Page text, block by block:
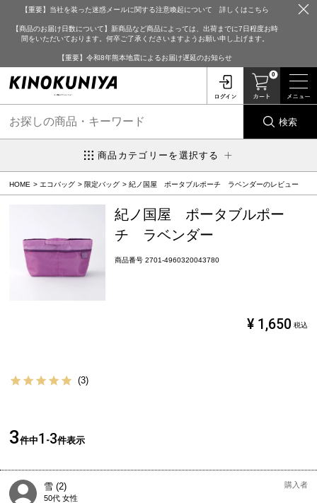
【重要】当社を装った迷惑メールに関する注意喚起について 詳しくはこちら
【商品のお届け日数について】新商品など商品によっては、出荷までに7日程度お時
間をいただいております。何卒ご了承くださいますようお願い申し上げます。
【重要】令和8年熊本地震によるお届け遅延のお知らせ
0
検索
商品カテゴリーを選択する
HOME エコバッグ 限定バッグ 紀ノ国屋 ポータブルポーチ ラベンダーのレビュー
紀ノ国屋 ポータブルポー
チ ラベンダー
商品番号 2701-4960320043780
¥ 1,650 税込
3
3件中1 -3件表示
雪 2
購入者
50代 女性